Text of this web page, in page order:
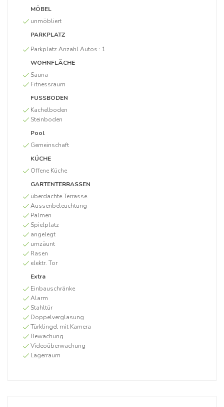
MÖBEL
unmöbliert
PARKPLATZ
Parkplatz Anzahl Autos : 1
WOHNFLÄCHE
Sauna
Fitnessraum
FUSSBODEN
Kachelboden
Steinboden
Pool
Gemeinschaft
KÚCHE
Offene Küche
GARTENTERRASSEN
überdachte Terrasse
Aussenbeleuchtung
Palmen
Spielplatz
angelegt
umzäunt
Rasen
elektr. Tor
Extra
Einbauschränke
Alarm
Stahltür
Doppelverglasung
Türklingel mit Kamera
Bewachung
Videoüberwachung
Lagerraum